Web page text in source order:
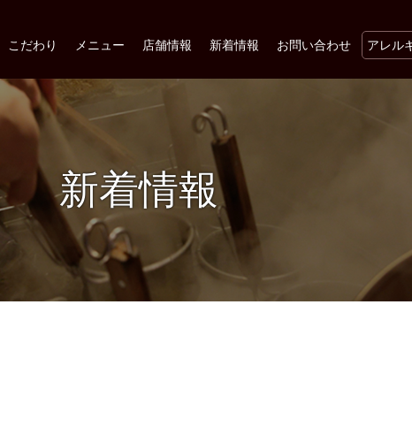
こだわり メニュー 店舗情報 新着情報 お問い合わせ アレル
新着情報